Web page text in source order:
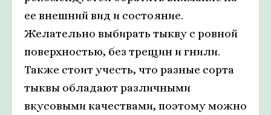
ее внешний вид и состояние.
Желательно выбирать тыкву с ровной
поверхностью, без трещин и гнили.
Также стоит учесть, что разные сорта
тыквы обладают различными
вкусовыми качествами, поэтому можно